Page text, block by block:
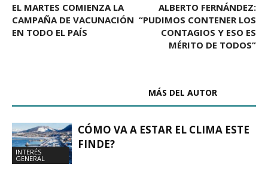
EL MARTES COMIENZA LA
CAMPAÑA DE VACUNACIÓN
EN TODO EL PAÍS
ALBERTO FERNÁNDEZ:
“PUDIMOS CONTENER LOS
CONTAGIOS Y ESO ES
MÉRITO DE TODOS”
MÁS DEL AUTOR
INTERÉS
GENERAL
CÓMO VA A ESTAR EL CLIMA ESTE
FINDE?